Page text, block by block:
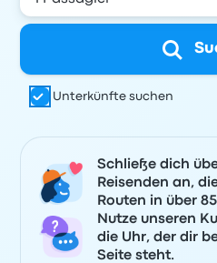
Unterkünfte suchen
Schließe dich
Reisenden an,
Routen in über
Nutze unseren
die Uhr, der dir
Seite steht.